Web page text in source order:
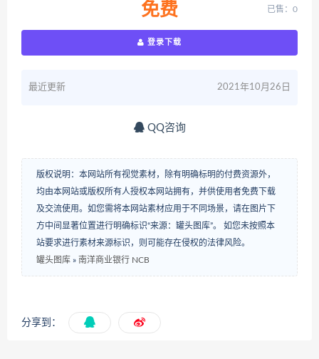
免费 已售：0
登录下载
最近更新 2021年10月26日
QQ咨询
版权说明：本网站所有视觉素材，除有明确标明的付费资源外，
均由本网站或版权所有人授权本网站拥有，并供使用者免费下载
及交流使用。如您需将本网站素材应用于不同场景，请在图片下
方中间显著位置进行明确标识“来源：罐头图库”。 如您未按照本
站要求进行素材来源标识，则可能存在侵权的法律风险。
罐头图库 » 南洋商业银行 NCB
分享到：